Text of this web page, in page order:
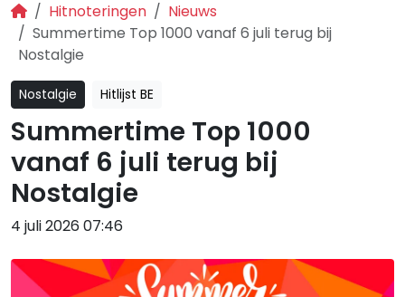
Hitnoteringen
Nieuws
Summertime Top 1000 vanaf 6 juli terug bij
Nostalgie
Nostalgie Hitlijst BE
Summertime Top 1000
vanaf 6 juli terug bij
Nostalgie
4 juli 2026 07:46